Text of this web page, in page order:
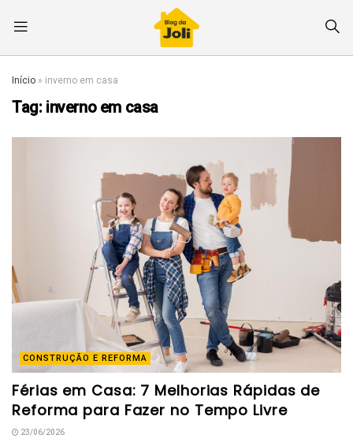
Início » inverno em casa
Tag: inverno em casa
CONSTRUÇÃO E REFORMA
Férias em Casa: 7 Melhorias Rápidas de
Reforma para Fazer no Tempo Livre
23/06/2026